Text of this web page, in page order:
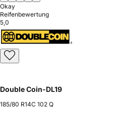
Okay
Reifenbewertung
5,0
Double Coin-DL19
185/80 R14C 102 Q